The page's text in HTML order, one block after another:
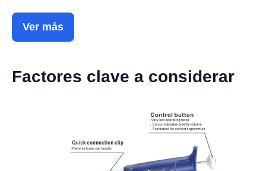
Ver más
Factores clave a considerar